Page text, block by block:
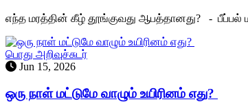
எந்த மரத்தின் கீழ் தூங்குவது ஆபத்தானது? - பீப்பல்
பொது அறிவுச்சுடர்
Jun 15, 2026
ஒரு நாள் மட்டுமே வாழும் உயிரினம் எது?